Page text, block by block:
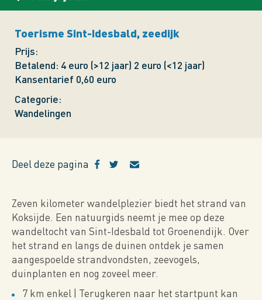
Toerisme Sint-Idesbald, zeedijk
Prijs
Betalend: 4 euro (>12 jaar) 2 euro (<12 jaar)
Kansentarief 0,60 euro
Categorie
Wandelingen
Deel deze pagina
Zeven kilometer wandelplezier biedt het strand van
Koksijde. Een natuurgids neemt je mee op deze
wandeltocht van Sint-Idesbald tot Groenendijk. Over
het strand en langs de duinen ontdek je samen
aangespoelde strandvondsten, zeevogels,
duinplanten en nog zoveel meer.
7 km enkel | Terugkeren naar het startpunt kan